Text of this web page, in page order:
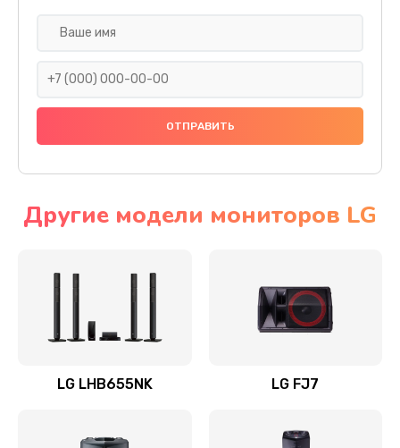
Ремонт платы электроники
Прошивка
Ремонт / замена кнопок, клавиш, индикаторов,
Другие модели мониторов LG
LG LHB655NK LG FJ7